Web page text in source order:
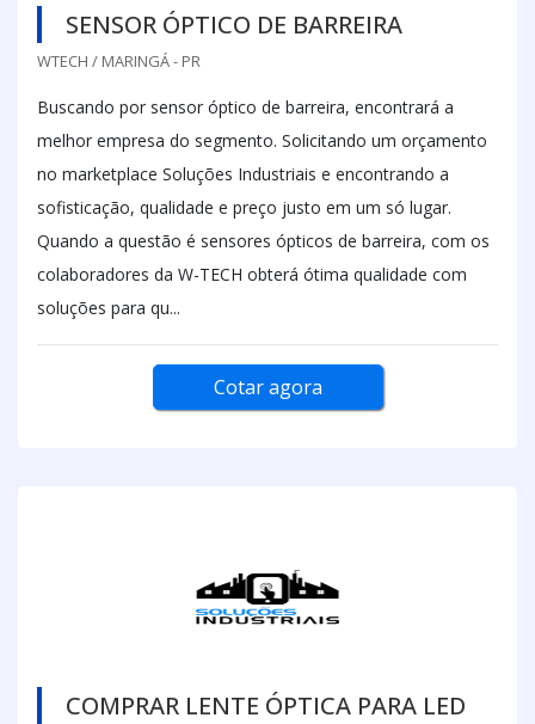
SENSOR ÓPTICO DE BARREIRA
WTECH / MARINGÁ - PR
Buscando por sensor óptico de barreira, encontrará a
melhor empresa do segmento. Solicitando um orçamento
no marketplace Soluções Industriais e encontrando a
sofisticação, qualidade e preço justo em um só lugar.
Quando a questão é sensores ópticos de barreira, com os
colaboradores da W-TECH obterá ótima qualidade com
soluções para qu...
Cotar agora
COMPRAR LENTE ÓPTICA PARA LED